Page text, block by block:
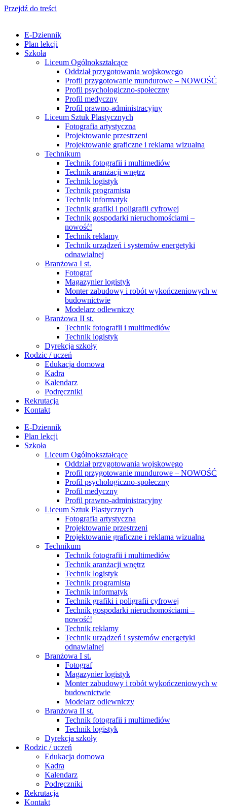
Przejdź do treści
E-Dziennik
Plan lekcji
Szkoła
Liceum Ogólnokształcące
Oddział przygotowania wojskowego
Profil przygotowanie mundurowe – NOWOŚĆ
Profil psychologiczno-społeczny
Profil medyczny
Profil prawno-administracyjny
Liceum Sztuk Plastycznych
Fotografia artystyczna
Projektowanie przestrzeni
Projektowanie graficzne i reklama wizualna
Technikum
Technik fotografii i multimediów
Technik aranżacji wnętrz
Technik logistyk
Technik programista
Technik informatyk
Technik grafiki i poligrafii cyfrowej
Technik gospodarki nieruchomościami –
nowość!
Technik reklamy
Technik urządzeń i systemów energetyki
odnawialnej
Branżowa I st.
Fotograf
Magazynier logistyk
Monter zabudowy i robót wykończeniowych w
budownictwie
Modelarz odlewniczy
Branżowa II st.
Technik fotografii i multimediów
Technik logistyk
Dyrekcja szkoły
Rodzic / uczeń
Edukacja domowa
Kadra
Kalendarz
Podręczniki
Rekrutacja
Kontakt
E-Dziennik
Plan lekcji
Szkoła
Liceum Ogólnokształcące
Oddział przygotowania wojskowego
Profil przygotowanie mundurowe – NOWOŚĆ
Profil psychologiczno-społeczny
Profil medyczny
Profil prawno-administracyjny
Liceum Sztuk Plastycznych
Fotografia artystyczna
Projektowanie przestrzeni
Projektowanie graficzne i reklama wizualna
Technikum
Technik fotografii i multimediów
Technik aranżacji wnętrz
Technik logistyk
Technik programista
Technik informatyk
Technik grafiki i poligrafii cyfrowej
Technik gospodarki nieruchomościami –
nowość!
Technik reklamy
Technik urządzeń i systemów energetyki
odnawialnej
Branżowa I st.
Fotograf
Magazynier logistyk
Monter zabudowy i robót wykończeniowych w
budownictwie
Modelarz odlewniczy
Branżowa II st.
Technik fotografii i multimediów
Technik logistyk
Dyrekcja szkoły
Rodzic / uczeń
Edukacja domowa
Kadra
Kalendarz
Podręczniki
Rekrutacja
Kontakt